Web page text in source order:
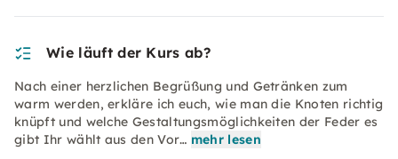
Wie läuft der Kurs ab?
Nach einer herzlichen Begrüßung und Getränken zum
warm werden, erkläre ich euch, wie man die Knoten richtig
knüpft und welche Gestaltungsmöglichkeiten der Feder es
gibt Ihr wählt aus den Vor… mehr lesen